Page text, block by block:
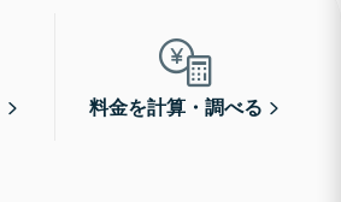
料金を計算・調べる